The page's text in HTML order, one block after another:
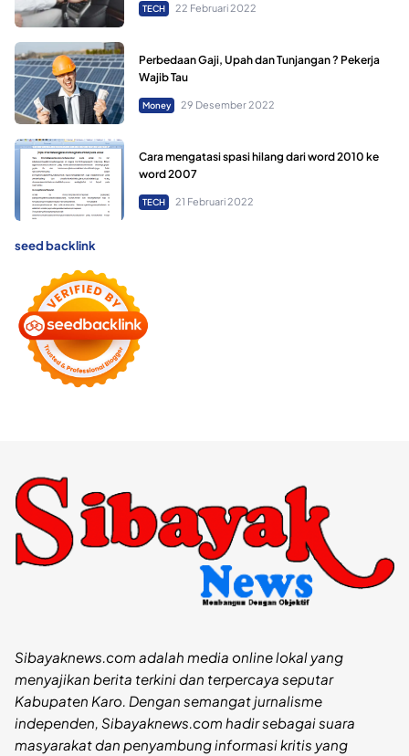
TECH 22 Februari 2022
Perbedaan Gaji, Upah dan Tunjangan ? Pekerja
Wajib Tau
Money 29 Desember 2022
Cara mengatasi spasi hilang dari word 2010 ke
word 2007
TECH 21 Februari 2022
seed backlink
Sibayaknews.com adalah media online lokal yang
menyajikan berita terkini dan terpercaya seputar
Kabupaten Karo. Dengan semangat jurnalisme
independen, Sibayaknews.com hadir sebagai suara
masyarakat dan penyambung informasi kritis yang